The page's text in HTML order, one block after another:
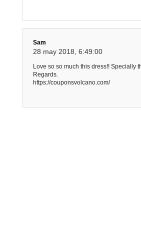
Sam
28 may 2018, 6:49:00
Love so so much this dress!! Specially
Regards.
https://couponsvolcano.com/